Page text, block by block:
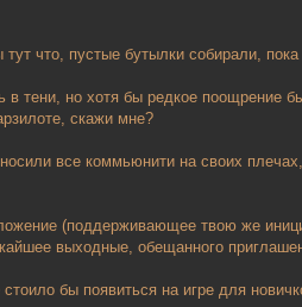
тут что, пустые бутылки собирали,
в тени, но хотя бы редкое поощрение
скажи мне?
все коммьюнити на своих
(поддерживающее твою же
выходные, обещанного
бы появиться на игре для